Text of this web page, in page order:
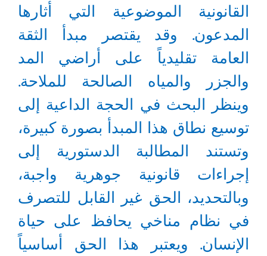
القانونية الموضوعية التي أثارها
المدعون. وقد يقتصر مبدأ الثقة
العامة تقليدياً على أراضي المد
والجزر والمياه الصالحة للملاحة.
وينظر البحث في الحجة الداعية إلى
توسيع نطاق هذا المبدأ بصورة كبيرة،
وتستند المطالبة الدستورية إلى
إجراءات قانونية جوهرية واجبة،
وبالتحديد، الحق غير القابل للتصرف
في نظام مناخي يحافظ على حياة
الإنسان. ويعتبر هذا الحق أساسياً